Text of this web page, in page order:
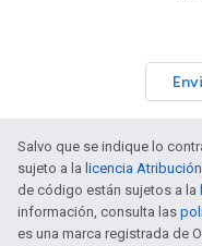
Salvo que se indique lo
sujeto a la licencia
de código están sujetos a la
información, consulta las
es una marca registrada de